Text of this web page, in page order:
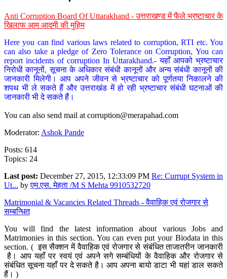
Anti Corruption Board Of Uttarakhand - उत्तराखण्ड में फैले भ्रष्टाचार के
खिलाफ आम आदमी की मुहिम
Here you can find various laws related to corruption, RTI etc. You
can also take a pledge of Zero Tolerance on Corruption, You can
report incidents of corruption In Uttarakhand.- यहाँ आपको भ्रष्टाचार
निरोधी कानूनों, सूचना के अधिकार संबंधी कानूनों और अन्य संबंधी कानूनों की
जानकारी मिलेगी। आप अपने जीवन से भ्रष्टाचार को पूर्णतया निकालने की
शपथ भी ले सकते हैं और उत्तराखंड में हो रही भ्रष्टाचार संबंधी घटनाओं की
जानकारी भी दे सकते हैं।
You can also send mail at corruption@merapahad.com
Moderator: Ashok Pande
Posts: 614
Topics: 24
Last post: December 27, 2015, 12:33:09 PM Re: Currupt System in
Ut... byएम.एस. मेहता /M S Mehta 9910532720
Matrimonial & Vacancies Related Threads - वैवाहिक एवं रोजगार से
सम्बन्धित
You will find the latest information about various Jobs and
Matrimonies in this section. You can even put your Biodata in this
section. ( इस सैक्शन में वैवाहिक एवं रोजगार से संबंधित ताजातरीन जानकारी
है। आप यहाँ पर स्वयं एवं अपने सगे सम्बंधियों के वैवाहिक और रोजगार से
संबंधित सूचना यहाँ पर दे सकते है। आप अपना बायो डाटा भी यहां डाल सकते
हैं। )